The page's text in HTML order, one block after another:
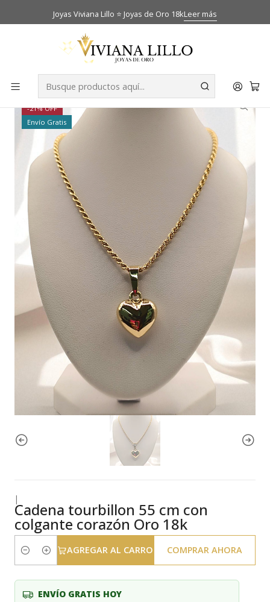
Joyas Viviana Lillo ⭐ Joyas de Oro 18kLeer más
Inicio
Cadena tourbillon 55 cm con colgante corazón Oro 18k
-21% OFF
Envío Gratis
|
Cadena tourbillon 55 cm con
colgante corazón Oro 18k
Cantidad
AGREGAR AL CARRO COMPRAR AHORA
ENVÍO GRATIS HOY